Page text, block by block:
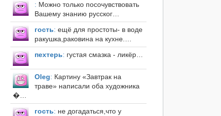
: Можно только посочувствовать
Вашему знанию русског…
гость: ещё для простоты- в воде
ракушка,раковина на кухне.…
пехтерь: густая смазка - ликёр…
Оleg: Картину «Завтрак на
траве» написали оба художника
�…
гость: не догадаться,что у